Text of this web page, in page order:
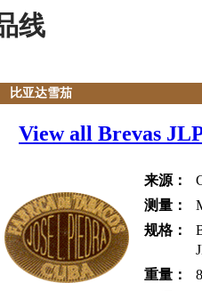
线
比亚达雪茄
View all Brevas
来源：
测量：
规格：
重量：